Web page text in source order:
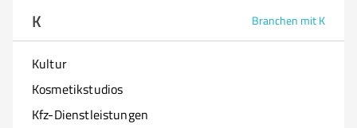
K Branchen mit K
Kultur
Kosmetikstudios
Kfz-Dienstleistungen